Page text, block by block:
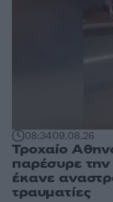
08:3409.08.26
Τροχαίο
παρέσυρε
έκανε
τραυματίες